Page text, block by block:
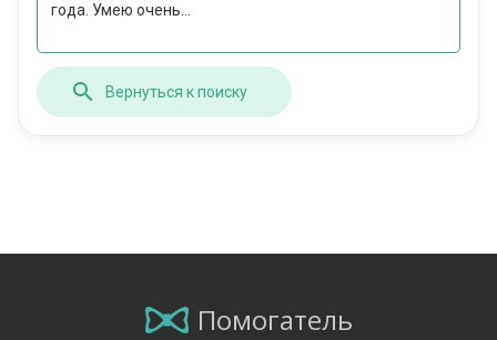
года. Умею очень...
Вернуться к поиску
Помогатель